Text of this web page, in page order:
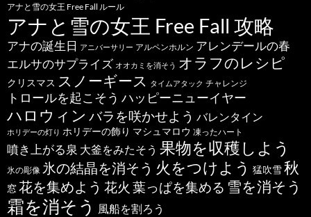
アナと雪の女王 Free Fall ルール
アナと雪の女王 Free Fall 攻略
アナの誕生日 アニバーサリー アルペンホルン アレンデールの春
エルサのサプライズ オオカミを消そう オラフのレシピ
クリスマス スノーギース タイムアタック チャレンジ
トロールを起こそう ハッピーニューイヤー
ハロウィン バラを咲かせよう バレンタイン
ホリデーの灯り ホリデーの飾り マシュマロウ 凍ったハート
噴き上がる泉 大釜をみたそう 果物を収穫しよう
氷の彫像 氷の結晶を消そう 火をつけよう 猛吹雪秋
窓花を集めよう 花火 葉っぱを集める 雪を消そう
霜を消そう 風船を割ろう